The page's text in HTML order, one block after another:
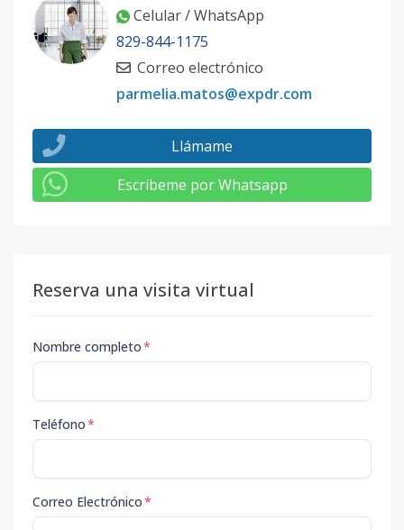
Celular / WhatsApp
829-844-1175
Correo electrónico
parmelia.matos@expdr.com
Llámame
Escribeme por Whatsapp
Reserva una visita virtual
Nombre completo*
Teléfono*
Correo Electrónico*